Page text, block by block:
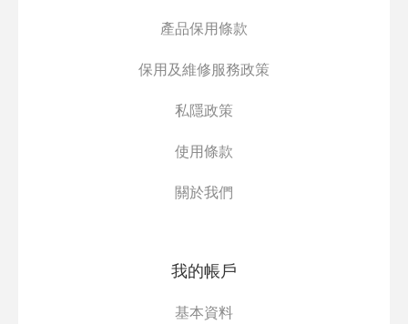
產品保用條款
保用及維修服務政策
私隱政策
使用條款
關於我們
我的帳戶
基本資料